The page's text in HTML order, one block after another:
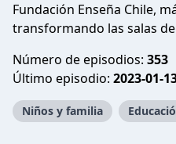
Fundación Enseña Chile,
transformando las salas
Número de episodios: 353
Último episodio: 2023-01-
Niños y familia